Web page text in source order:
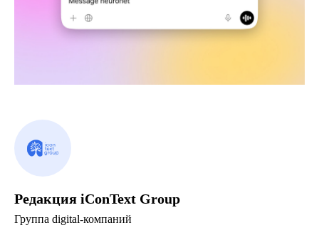
Редакция iConText Group
Группа digital-компаний